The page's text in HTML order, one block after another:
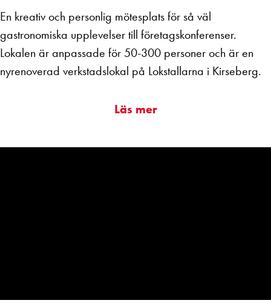
En kreativ och personlig mötesplats för så väl
gastronomiska upplevelser till företagskonferenser.
Lokalen är anpassade för 50-300 personer och är en
nyrenoverad verkstadslokal på Lokstallarna i Kirseberg.
Läs mer